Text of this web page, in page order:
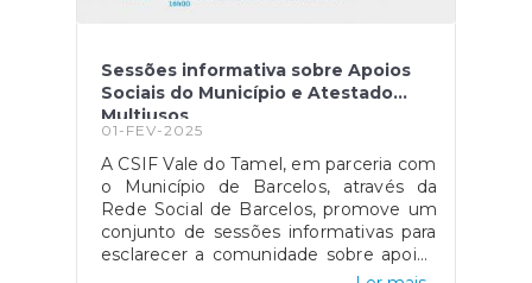
Sessões informativa sobre Apoios
Sociais do Município e Atestado
Multiusos
01-FEV-2025
A CSIF Vale do Tamel, em parceria com
o Município de Barcelos, através da
Rede Social de Barcelos, promove um
conjunto de sessões informativas para
esclarecer a comunidade sobre apoios
sociais disponíveis e o Atestado